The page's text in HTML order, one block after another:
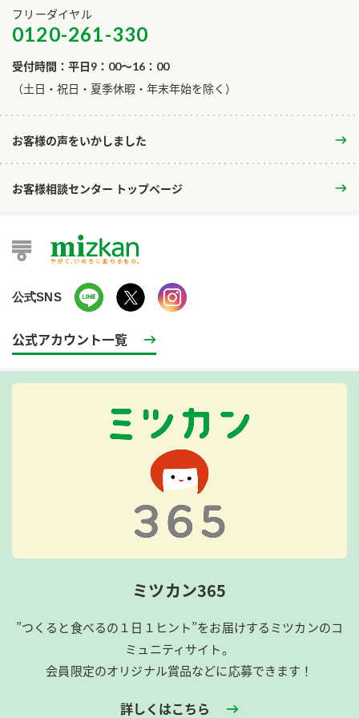
フリーダイヤル
0120-261-330
受付時間：平日9：00～16：00
​（土日・祝日・夏季休暇・年末年始を除く）
お客様の声をいかしました
お客様相談センター トップページ
公式SNS
公式アカウント一覧
ミツカン365
”つくると食べるの１日１ヒント”をお届けするミツカンのコ
ミュニティサイト。
会員限定のオリジナル賞品などに応募できます！
詳しくはこちら